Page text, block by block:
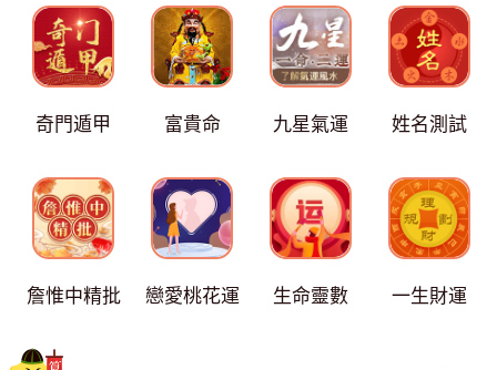
奇門遁甲 富貴命 九星氣運 姓名測試
詹惟中精批 戀愛桃花運 生命靈數 一生財運